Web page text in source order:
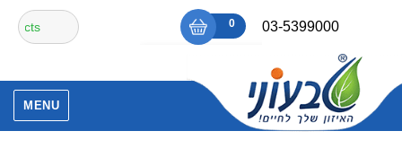
content
03-5399000
₪0
0
אין מוצרים בסל הקניות.
חיפוש
עבור:
MENU